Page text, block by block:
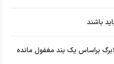
باشند
براساس یک بند مغفول مانده